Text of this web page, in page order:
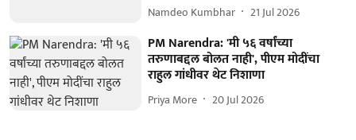
Namdeo Kumbhar 21 Jul 2026
PM Narendra: 'मी ५६ वर्षांच्या
तरुणाबद्दल बोलत नाही', पीएम मोदींचा
राहुल गांधीवर थेट निशाणा
Priya More 20 Jul 2026